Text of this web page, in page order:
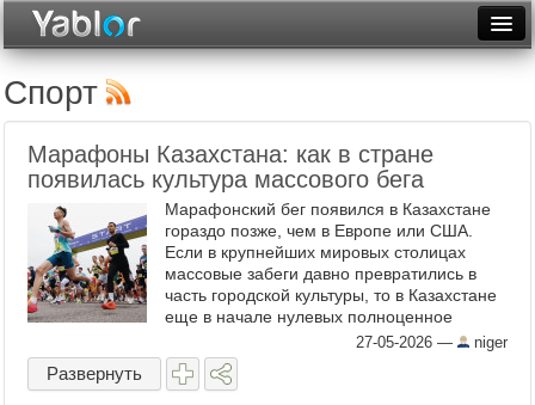
Неделя
Месяц
Рейтинги
Архив
Фототоп
Видеотоп
Спорт
Марафоны Казахстана: как в стране
появилась культура массового бега
Марафонский бег появился в Казахстане
гораздо позже, чем в Европе или США.
Если в крупнейших мировых столицах
массовые забеги давно превратились в
часть городской культуры, то в Казахстане
еще в начале нулевых полноценное
любительское беговое движение
фактически отсутствовало. ...
27-05-2026 — niger
Развернуть